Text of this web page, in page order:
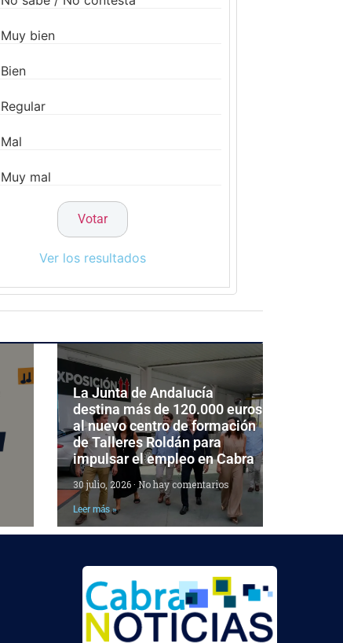
Muy bien
Bien
Regular
Mal
Muy mal
Ver los resultados
La Junta de Andalucía
destina más de 120.000 euros
al nuevo centro de formación
de Talleres Roldán para
impulsar el empleo en Cabra
30 julio, 2026 No hay comentarios
Leer más »